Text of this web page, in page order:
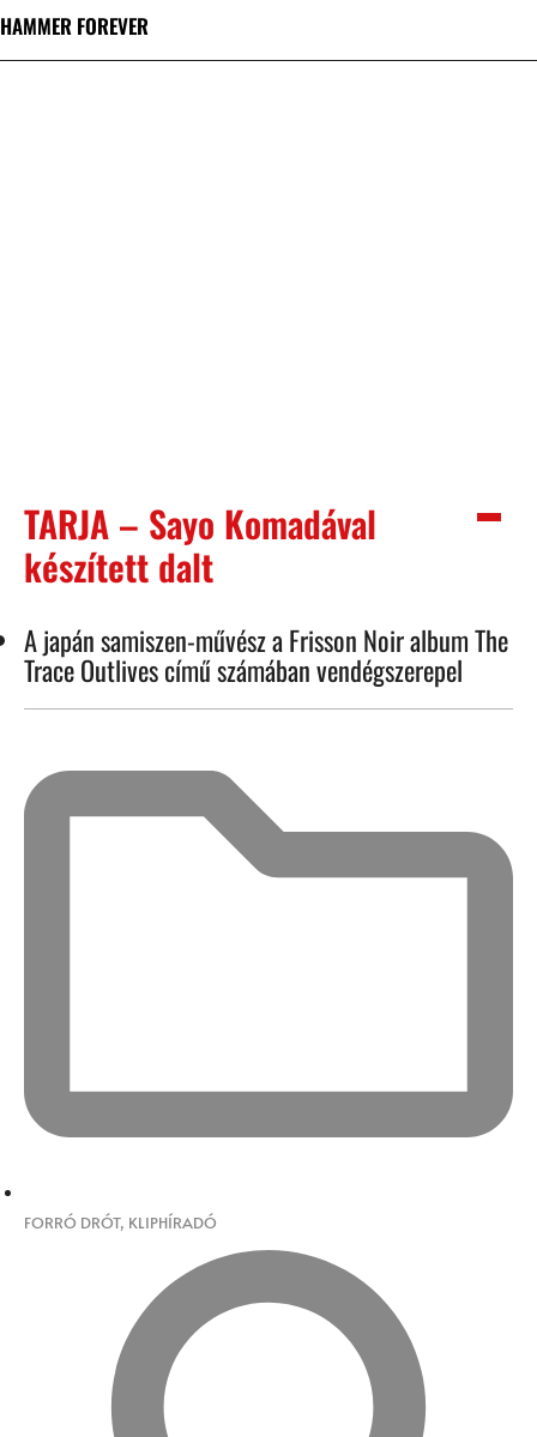
HAMMER FOREVER
TARJA – Sayo Komadával
készített dalt
A japán samiszen-művész a Frisson Noir album The
Trace Outlives című számában vendégszerepel
FORRÓ DRÓT, KLIPHÍRADÓ